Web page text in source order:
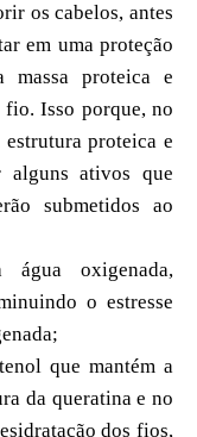
os cabelos, antes
em uma proteção
massa proteica e
Isso porque, no
proteica e
alguns ativos que
submetidos ao
oxigenada,
o estresse
que mantém a
da queratina e no
dos fios,